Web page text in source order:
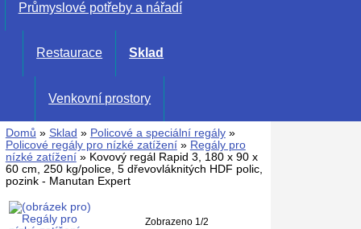
Průmyslové potřeby a nářadí
Restaurace Sklad
Venkovní prostory
Domů » Sklad » Policové a speciální regály»
Policové regály pro nízké zatížení» Regály pro
nízké zatížení» Kovový regál Rapid 3, 180 x 90 x
60 cm, 250 kg/police, 5 dřevovláknitých HDF polic,
pozink - Manutan Expert
Zobrazeno 1/2